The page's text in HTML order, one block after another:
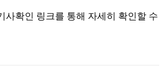
사확인 링크를 통해 자세히 확인할 수